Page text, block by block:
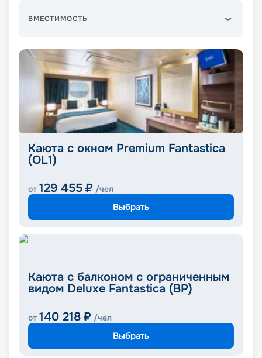
ВМЕСТИМОСТЬ
Каюта с окном Premium Fantastica
(OL1)
от 129 455 ₽ /чел
Выбрать
Каюта с балконом с ограниченным
видом Deluxe Fantastica (BP)
от 140 218 ₽ /чел
Выбрать